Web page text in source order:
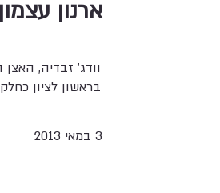
ארנון עצמון
וודג’ זבדיה,
בראשון לציון כחלק מהחגיגות לציון 130 שנים
3 במאי 2013